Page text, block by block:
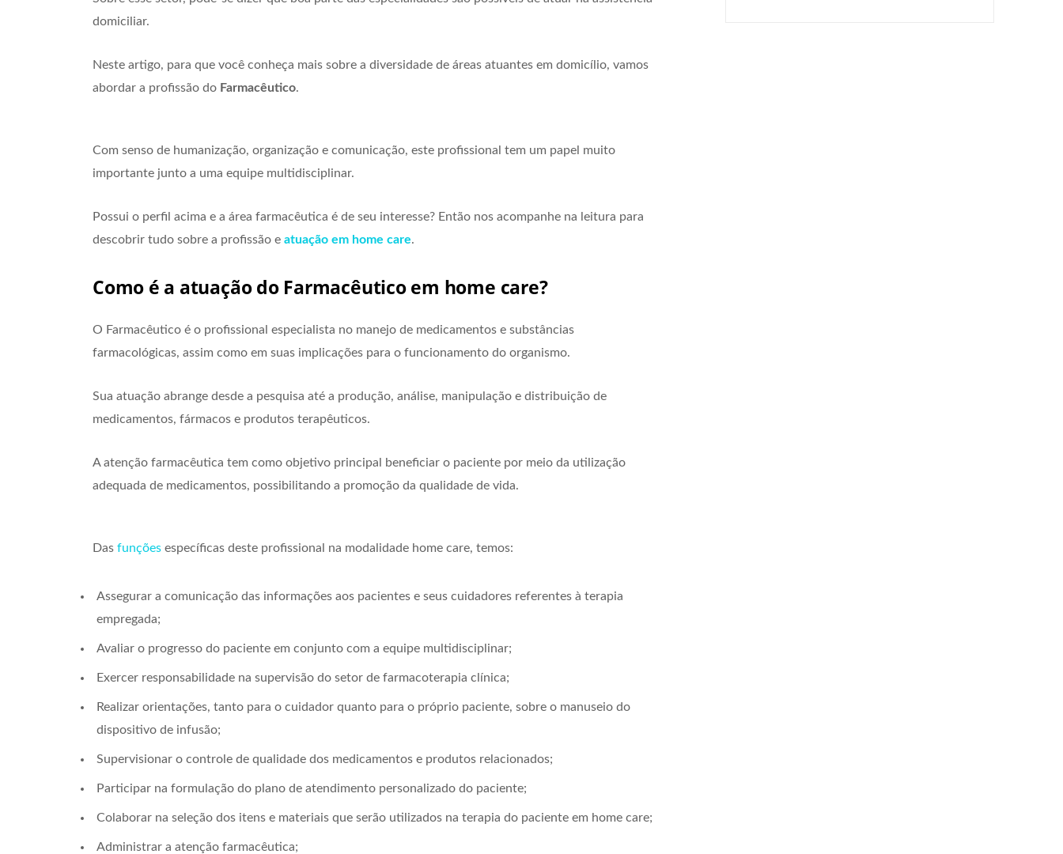
domiciliar.
Neste artigo, para que você conheça mais sobre a diversidade de áreas atuantes em domicílio, vamos
abordar a profissão do Farmacêutico.
Com senso de humanização, organização e comunicação, este profissional tem um papel muito
importante junto a uma equipe multidisciplinar.
Possui o perfil acima e a área farmacêutica é de seu interesse? Então nos acompanhe na leitura para
descobrir tudo sobre a profissão e atuação em home care.
Como é a atuação do Farmacêutico em home care?
O Farmacêutico é o profissional especialista no manejo de medicamentos e substâncias
farmacológicas, assim como em suas implicações para o funcionamento do organismo.
Sua atuação abrange desde a pesquisa até a produção, análise, manipulação e distribuição de
medicamentos, fármacos e produtos terapêuticos.
A atenção farmacêutica tem como objetivo principal beneficiar o paciente por meio da utilização
adequada de medicamentos, possibilitando a promoção da qualidade de vida.
Dasfunçõesespecíficas deste profissional na modalidade home care, temos:
Assegurar a comunicação das informações aos pacientes e seus cuidadores referentes à terapia
empregada;
Avaliar o progresso do paciente em conjunto com a equipe multidisciplinar;
Exercer responsabilidade na supervisão do setor de farmacoterapia clínica;
Realizar orientações, tanto para o cuidador quanto para o próprio paciente, sobre o manuseio do
dispositivo de infusão;
Supervisionar o controle de qualidade dos medicamentos e produtos relacionados;
Participar na formulação do plano de atendimento personalizado do paciente;
Colaborar na seleção dos itens e materiais que serão utilizados na terapia do paciente em home care;
Administrar a atenção farmacêutica;